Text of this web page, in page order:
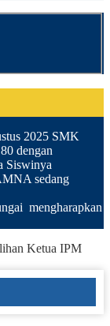
2025 SMK
dengan
Siswinya
sedang
mengharapkan
Ketua IPM